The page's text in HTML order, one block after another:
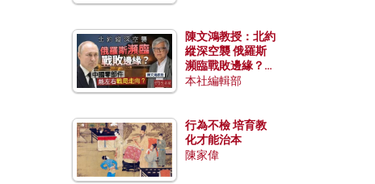
陳文鴻教授：北約
縱深空襲 俄羅斯
瀕臨戰敗邊緣？中
國零部件能左右戰
本社編輯部
行為不檢 培育教
化才能治本
陳家偉